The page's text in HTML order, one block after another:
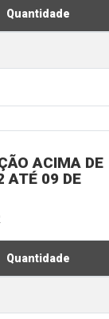
Quantidade
ACIMA DE
ATÉ 09 DE
Quantidade